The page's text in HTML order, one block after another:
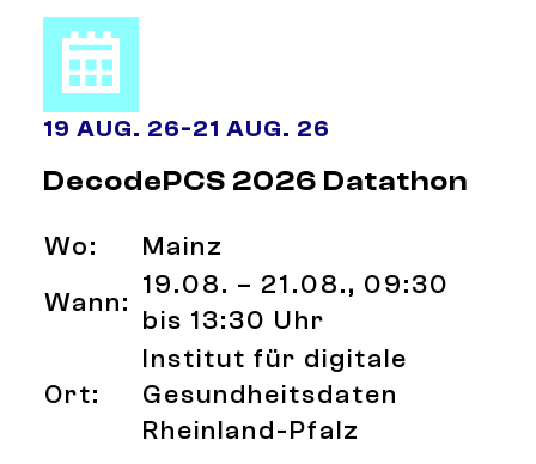
19 AUG. 26-21 AUG. 26
DecodePCS 2026 Datathon
Wo:
Mainz
Wann:
19.08. – 21.08., 09:30
bis 13:30 Uhr
Ort:
Institut für digitale
Gesundheitsdaten
Rheinland-Pfalz